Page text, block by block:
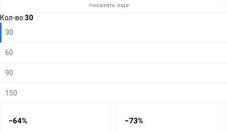
показать еще
Плитка
Подробно
Компактно
Кол-во:30
30
60
90
150
−64% −73%